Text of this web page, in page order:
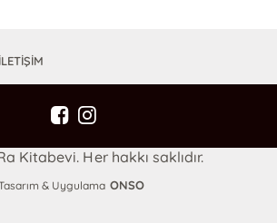
İLETİŞİM
Kitabevi. Her hakkı saklıdır.
& Uygulama ONSO